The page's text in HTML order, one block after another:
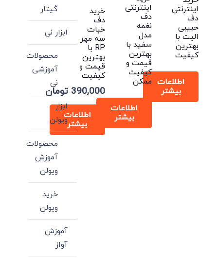
اینترنتی
دف
حبیبی
الیت با
بهترین
کیفیت
اطلاعات
بیشتر
اینترنتی
دف
نغمه
مدل
سفید با
بهترین
قیمت و
کیفیت
ممکن
اطلاعات
بیشتر
خرید
دف
خبات
سه مهر
RP با
بهترین
قیمت و
کیفیت
390,000 تومان
اطلاعات
بیشتر
گیتار
ابزار نی
محصولات
آموزشی
نی
ابزار
ویولن
محصولات
آموزش
ویولن
خرید
ویولن
آموزش
آواز